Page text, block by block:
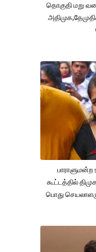
தொகுதி மறு
கூட்டத்தில்
பொது